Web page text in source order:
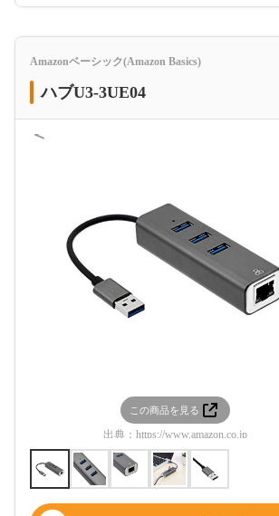
Amazonベーシック(Amazon Basics)
ハブU3-3UE04
＜
この商品を見る
出典： https://www.amazon.co.jp